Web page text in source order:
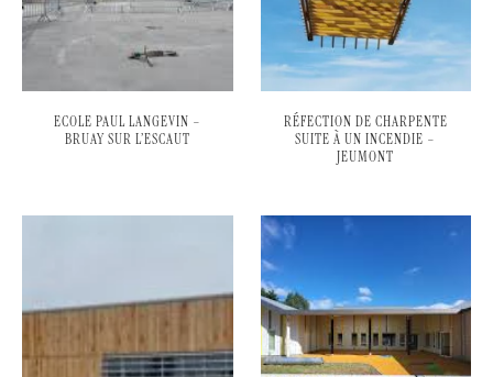
ECOLE PAUL LANGEVIN –
BRUAY SUR L’ESCAUT
RÉFECTION DE CHARPENTE
SUITE À UN INCENDIE –
JEUMONT